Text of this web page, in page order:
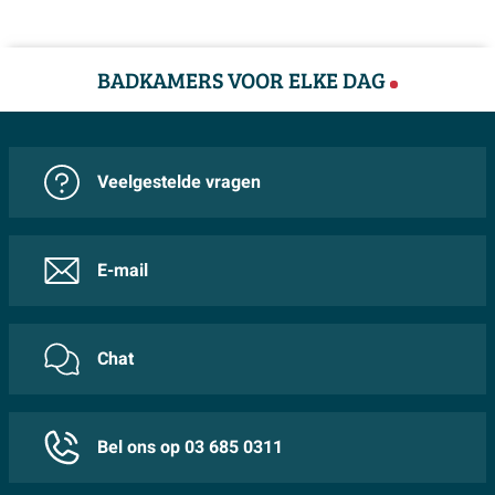
vorm is het bad zowel in een compacte stadsbadkamer
als in een ruimere spa-achtige ruimte goed tot zijn recht
van je sanitair en accessoires in jouw eigen stijl te
kiezen.
Kenmerken:
Rechthoekig inbouwbad van 180x80x41 cm: ideaal
Gemaakt van 3 mm dik plaatstaal met duurzame
emaillelaag voor een lange levensduur.
elke badkamerstijl te combineren valt.
BADKAMERS VOOR ELKE DAG
Veelgestelde vragen
E-mail
Chat
Bel ons op 03 685 0311